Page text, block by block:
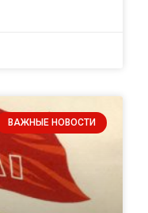
ВАЖНЫЕ НОВОСТИ